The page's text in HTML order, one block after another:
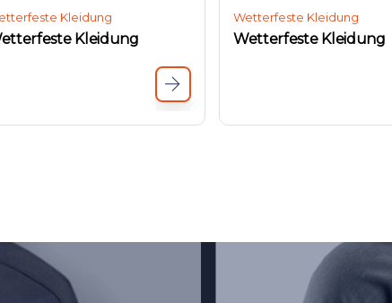
Kleidung
Kleidung
Wetterfeste Kleidung
Wetterfeste Kleidung